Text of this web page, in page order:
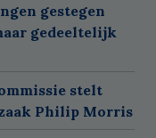
gestegen
gedeeltelijk
stelt
Philip Morris